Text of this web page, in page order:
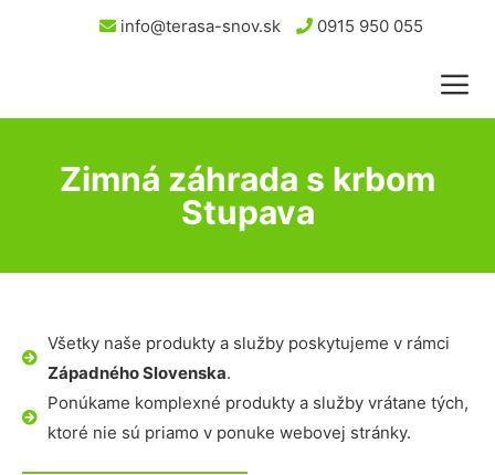
info@terasa-snov.sk 0915 950 055
Zimná záhrada s krbom
Stupava
Všetky naše produkty a služby poskytujeme v rámci
Západného Slovenska.
Ponúkame komplexné produkty a služby vrátane tých,
ktoré nie sú priamo v ponuke webovej stránky.